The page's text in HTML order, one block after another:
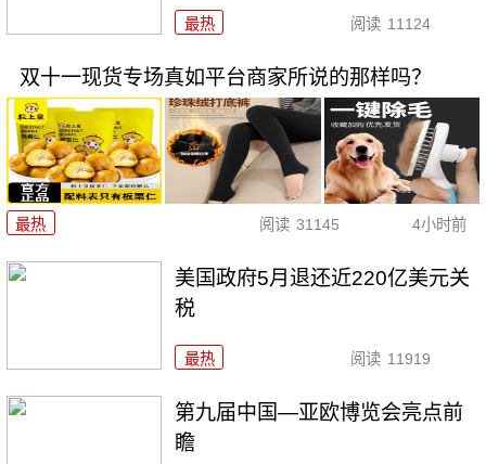
最热 阅读 11124
双十一现货专场真如平台商家所说的那样吗？
最热 阅读 31145 4小时前
美国政府5月退还近220亿美元关
税
最热 阅读 11919
第九届中国—亚欧博览会亮点前
瞻